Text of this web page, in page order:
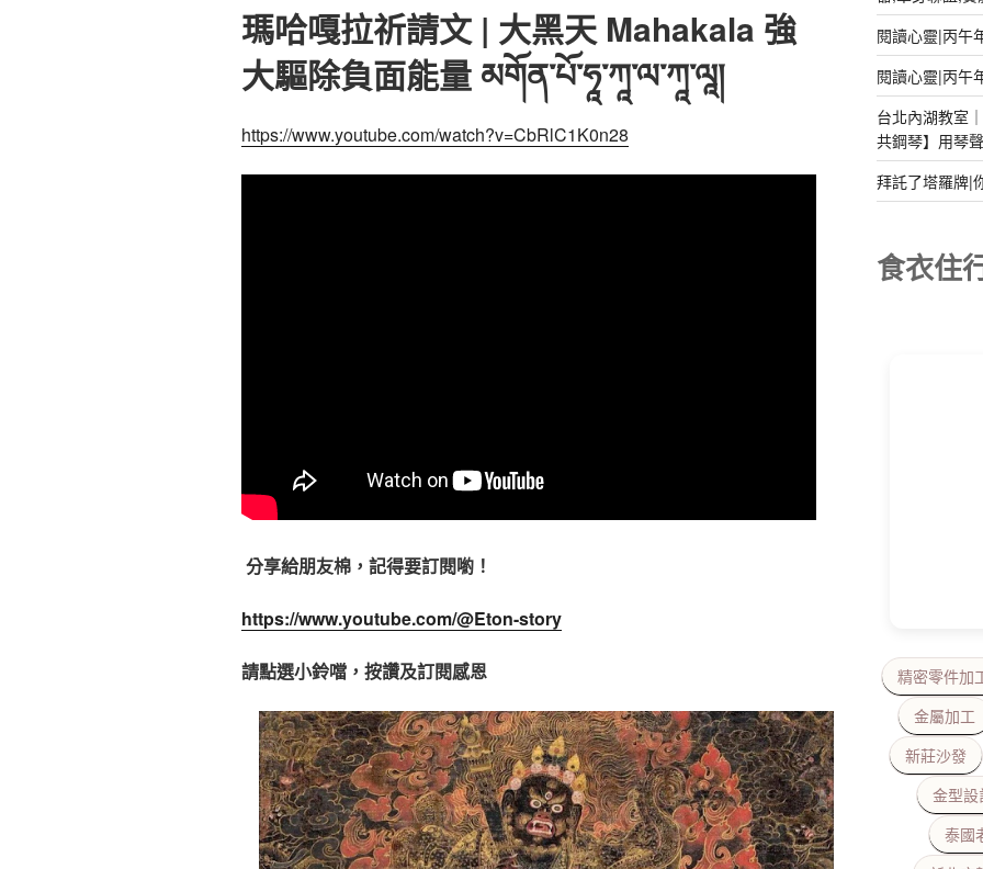
瑪哈嘎拉祈請文 | 大黑天 Mahakala 強
大驅除負面能量 མགོན་པོ་ཧཱ་ཀཱ་ལ་ཀཱ་ལཱ།
https://www.youtube.com/watch?v=CbRlC1K0n28
分享給朋友棉，記得要訂閱喲！
https://www.youtube.com/@Eton-story
請點選小鈴噹，按讚及訂閱感恩
閱讀心靈|丙午
閱讀心靈|丙午
台北內湖教室
共鋼琴】用琴
拜託了塔羅牌|
食衣住
精密零件加
金屬加工
新莊沙發
金型設
泰國